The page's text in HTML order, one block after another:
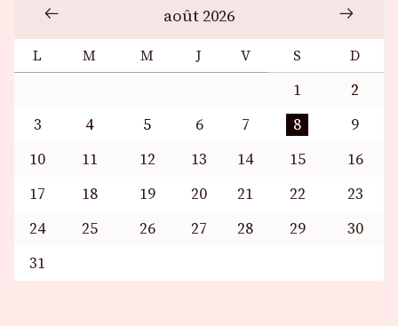
août 2026
L M M J V S D
1
2
3
4 5 6 7 8
9
10
11 12 13 14 15
16
17
18 19 20 21 22
23
24
25 26 27 28 29
30
31